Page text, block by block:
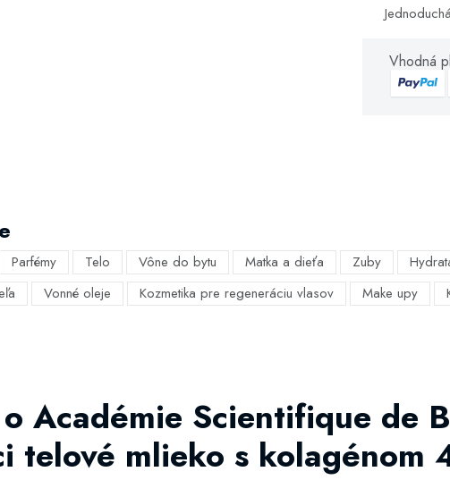
Vhodná
Parfémy Telo Vône do bytu Matka a dieťa Zuby
Vonné oleje Kozmetika pre regeneráciu vlasov Make upy
Académie Scientifique de
telové mlieko s kolagénom